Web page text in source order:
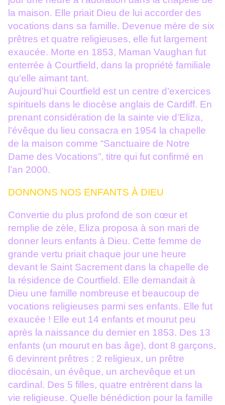
la maison. Elle priait Dieu de lui accorder des
vocations dans sa famille. Devenue mère de six
prêtres et quatre religieuses, elle fut largement
exaucée. Morte en 1853, Maman Vaughan fut
enterrée à Courtfield, dans la propriété familiale
qu’elle aimant tant.
Aujourd’hui Courtfield est un centre d’exercices
spirituels dans le diocèse anglais de Cardiff. En
prenant considération de la sainte vie d’Eliza,
l’évêque du lieu consacra en 1954 la chapelle
de la maison comme “Sanctuaire de Notre
Dame des Vocations”, titre qui fut confirmé en
l’an 2000.
DONNONS NOS ENFANTS À DIEU
Convertie du plus profond de son cœur et
remplie de zèle, Eliza proposa à son mari de
donner leurs enfants à Dieu. Cette femme de
grande vertu priait chaque jour une heure
devant le Saint Sacrement dans la chapelle de
la résidence de Courtfield. Elle demandait à
Dieu une famille nombreuse et beaucoup de
vocations religieuses parmi ses enfants. Elle fut
exaucée ! Elle eut 14 enfants et mourut peu
après la naissance du dernier en 1853. Des 13
enfants (un mourut en bas âge), dont 8 garçons,
6 devinrent prêtres : 2 religieux, un prêtre
diocésain, un évêque, un archevêque et un
cardinal. Des 5 filles, quatre entrèrent dans la
vie religieuse. Quelle bénédiction pour la famille